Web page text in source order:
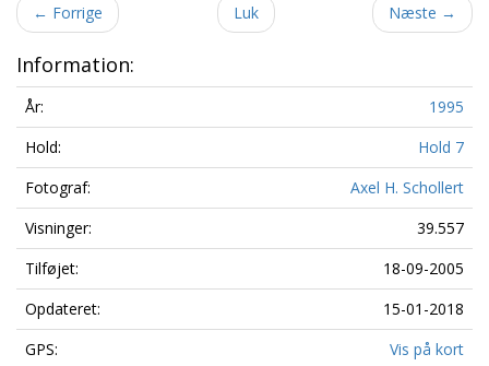
← Forrige Luk Næste →
Information:
År:
1995
Hold:
Hold 7
Fotograf:
Axel H. Schollert
Visninger:
39.557
Tilføjet:
18-09-2005
Opdateret:
15-01-2018
GPS:
Vis på kort